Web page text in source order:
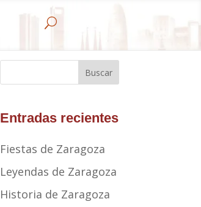
U
Buscar
Entradas recientes
Fiestas de Zaragoza
Leyendas de Zaragoza
Historia de Zaragoza